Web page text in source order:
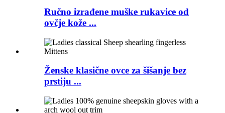
Ručno izrađene muške rukavice od
ovčje kože ...
Ženske klasične ovce za šišanje bez
prstiju ...